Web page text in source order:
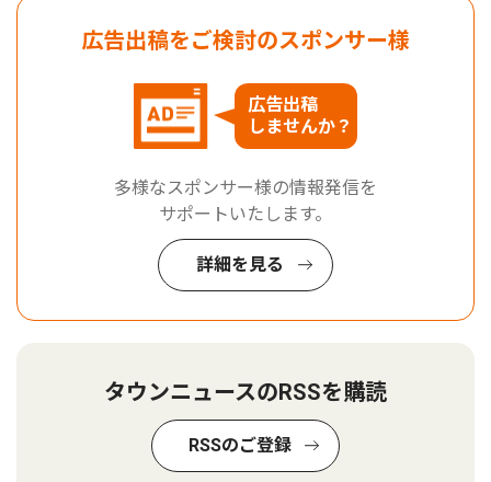
広告出稿をご検討のスポンサー様
広告出稿
しませんか？
多様なスポンサー様の情報発信を
サポートいたします。
詳細を見る
タウンニュースのRSSを購読
RSSのご登録